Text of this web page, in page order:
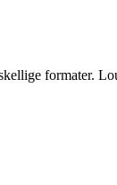
formater.